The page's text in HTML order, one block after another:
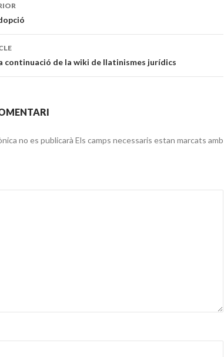
continuació de la wiki de llatinismes jurídics
no es publicarà Els camps necessaris estan marcats amb